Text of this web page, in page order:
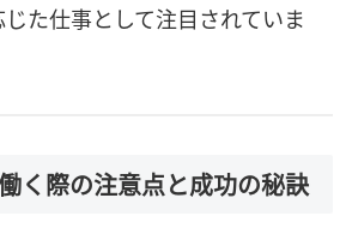
た仕事として注目されていま
く際の注意点と成功の秘訣